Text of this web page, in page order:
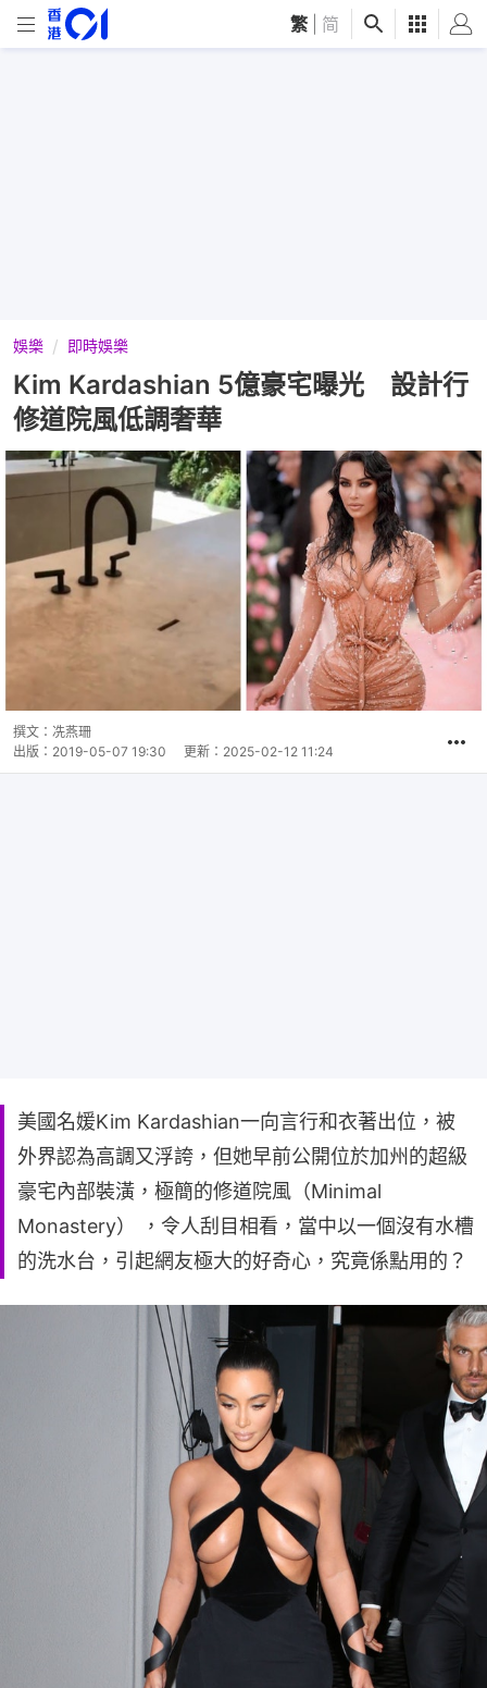
繁 简
娛樂 即時娛樂
Kim Kardashian 5億豪宅曝光 設計行
修道院風低調奢華
撰文： 冼燕珊
出版： 2019-05-07 19:30 更新： 2025-02-12 11:24
美國名媛Kim Kardashian一向言行和衣著出位，被
外界認為高調又浮誇，但她早前公開位於加州的超級
豪宅內部裝潢，極簡的修道院風（Minimal
Monastery） ，令人刮目相看，當中以一個沒有水槽
的洗水台，引起網友極大的好奇心，究竟係點用的？